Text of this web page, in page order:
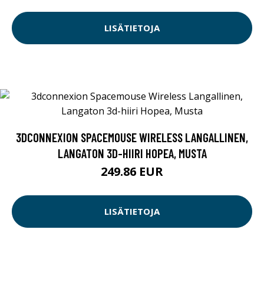
LISÄTIETOJA
3DCONNEXION SPACEMOUSE WIRELESS LANGALLINEN,
LANGATON 3D-HIIRI HOPEA, MUSTA
249.86 EUR
LISÄTIETOJA